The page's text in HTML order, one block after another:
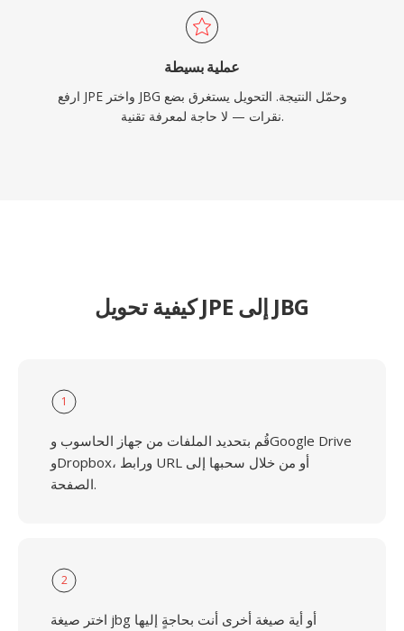
عملية بسيطة
ارفع JPE واختر JBG وحمّل النتيجة. التحويل يستغرق بضع
نقرات — لا حاجة لمعرفة تقنية.
كيفية تحويل JPE إلى JBG
1
قُم بتحديد الملفات من جهاز الحاسوب وGoogle Drive
وDropbox، ورابط URL أو من خلال سحبها إلى
الصفحة.
2
اختر صيغة jbg أو أية صيغة أخرى أنت بحاجةٍ إليها